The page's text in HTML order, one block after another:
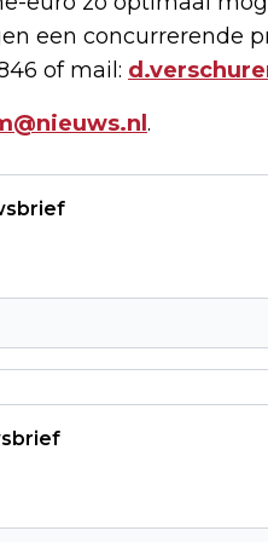
een concurrerende
of mail:
.